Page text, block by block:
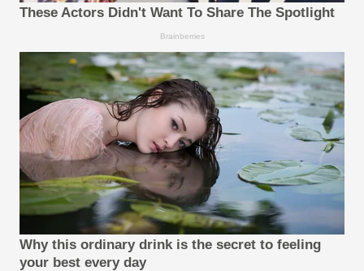
These Actors Didn't Want To Share The Spotlight
Brainberries
Why this ordinary drink is the secret to feeling
your best every day